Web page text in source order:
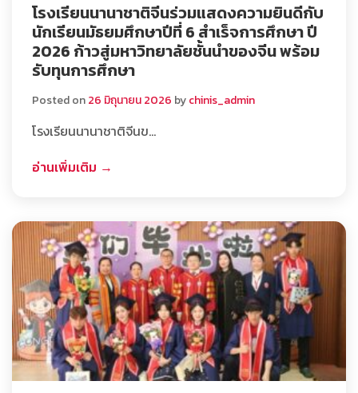
โรงเรียนนานาชาติจีนร่วมแสดงความยินดีกับ
นักเรียนมัธยมศึกษาปีที่ 6 สำเร็จการศึกษา ปี
2026 ก้าวสู่มหาวิทยาลัยชั้นนำของจีน พร้อม
รับทุนการศึกษา
Posted on26 มิถุนายน 2026 bychinis_admin
โรงเรียนนานาชาติจีนข…
อ่านเพิ่มเติม →